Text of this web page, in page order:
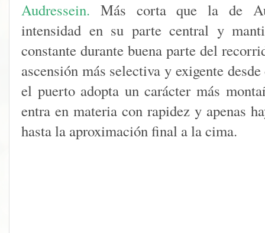
Audressein. Más corta que la de
intensidad en su parte central y
constante durante buena parte del
ascensión más selectiva y exigente
el puerto adopta un carácter más
entra en materia con rapidez y apenas
hasta la aproximación final a la cima.